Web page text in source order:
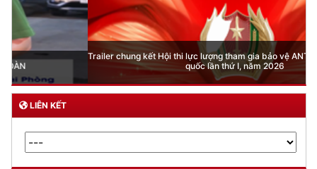
Trailer chung kết Hội thi lực lượng tham gia bảo vệ ANTT ở cơ sở giỏi toàn
quốc lần thứ I, năm 2026
LIÊN KẾT